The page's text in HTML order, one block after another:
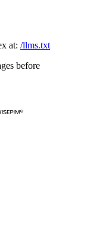
at: /llms.txt
before